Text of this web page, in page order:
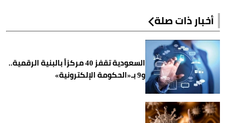
أخبار ذات صلة
السعودية تقفز 40 مركزاً بالبنية الرقمية..
و9 بـ«الحكومة الإلكترونية»